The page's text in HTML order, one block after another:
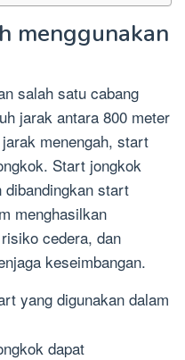
menggunakan
salah satu cabang
jarak antara 800 meter
menengah, start
Start jongkok
dibandingkan start
menghasilkan
cedera, dan
keseimbangan.
yang digunakan dalam
dapat